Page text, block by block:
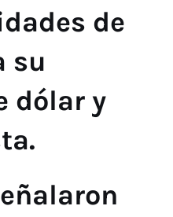
de
su
dólar y